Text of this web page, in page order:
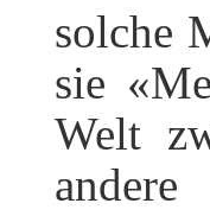
solche
sie
Welt